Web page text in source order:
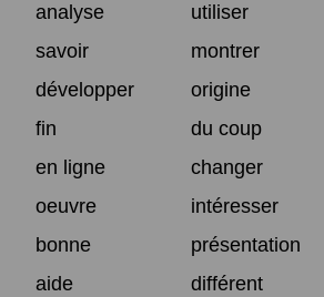
analyse
utiliser
savoir
montrer
développer
origine
fin
du coup
en ligne
changer
oeuvre
intéresser
bonne
présentation
aide
différent